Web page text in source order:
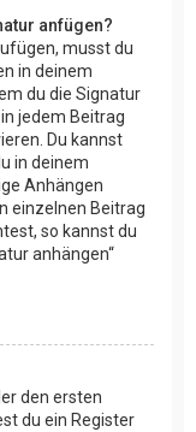
anfügen?
musst du
in deinem
du die Signatur
jedem Beitrag
Du kannst
in deinem
Anhängen
einzelnen Beitrag
so kannst du
anhängen“
den ersten
du ein Register